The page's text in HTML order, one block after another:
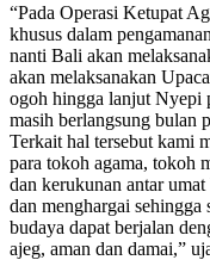
“Pada Operasi Ketupat
khusus dalam
nanti Bali akan
akan melaksanakan
ogoh hingga lanjut Nyepi
masih berlangsung bulan
Terkait hal tersebut kami
para tokoh agama, tokoh
dan kerukunan antar
dan menghargai sehingga
budaya dapat berjalan
ajeg, aman dan damai,”